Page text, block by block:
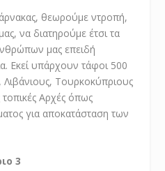
θεωρούμε ντροπή,
να διατηρούμε έτσι τα
μας επειδή
Εκεί υπάρχουν τάφοι 500
Τουρκοκύπριους
τοπικές Αρχές όπως
για αποκατάσταση των